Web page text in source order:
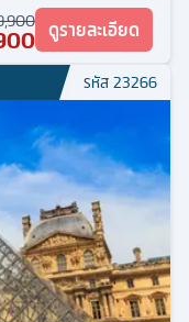
ดูรายละเอียด
รหัส23266